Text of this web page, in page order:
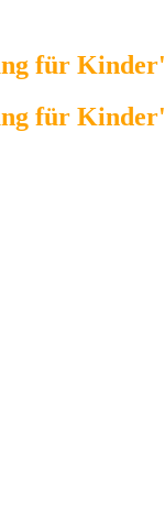
für Kinder'
für Kinder'